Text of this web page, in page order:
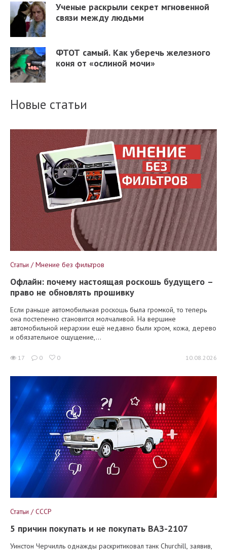
Ученые раскрыли секрет мгновенной
связи между людьми
ФТОТ самый. Как уберечь железного
коня от «ослиной мочи»
Новые статьи
Статьи / Мнение без фильтров
Офлайн: почему настоящая роскошь будущего –
право не обновлять прошивку
Если раньше автомобильная роскошь была громкой, то теперь
она постепенно становится молчаливой. На вершине
автомобильной иерархии ещё недавно были хром, кожа, дерево
и обязательное ощущение,...
17 0 0 10.08.2026
Статьи / СССР
5 причин покупать и не покупать ВАЗ-2107
Уинстон Черчилль однажды раскритиковал танк Churchill, заявив,